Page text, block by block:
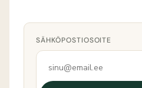
SÄHKÖPOSTIOSOITE